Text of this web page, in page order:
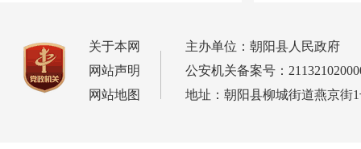
关于本网
网站声明
网站地图
主办单位：朝阳县人民政府
公安机关备案号：
地址：朝阳县柳城街道燕京街